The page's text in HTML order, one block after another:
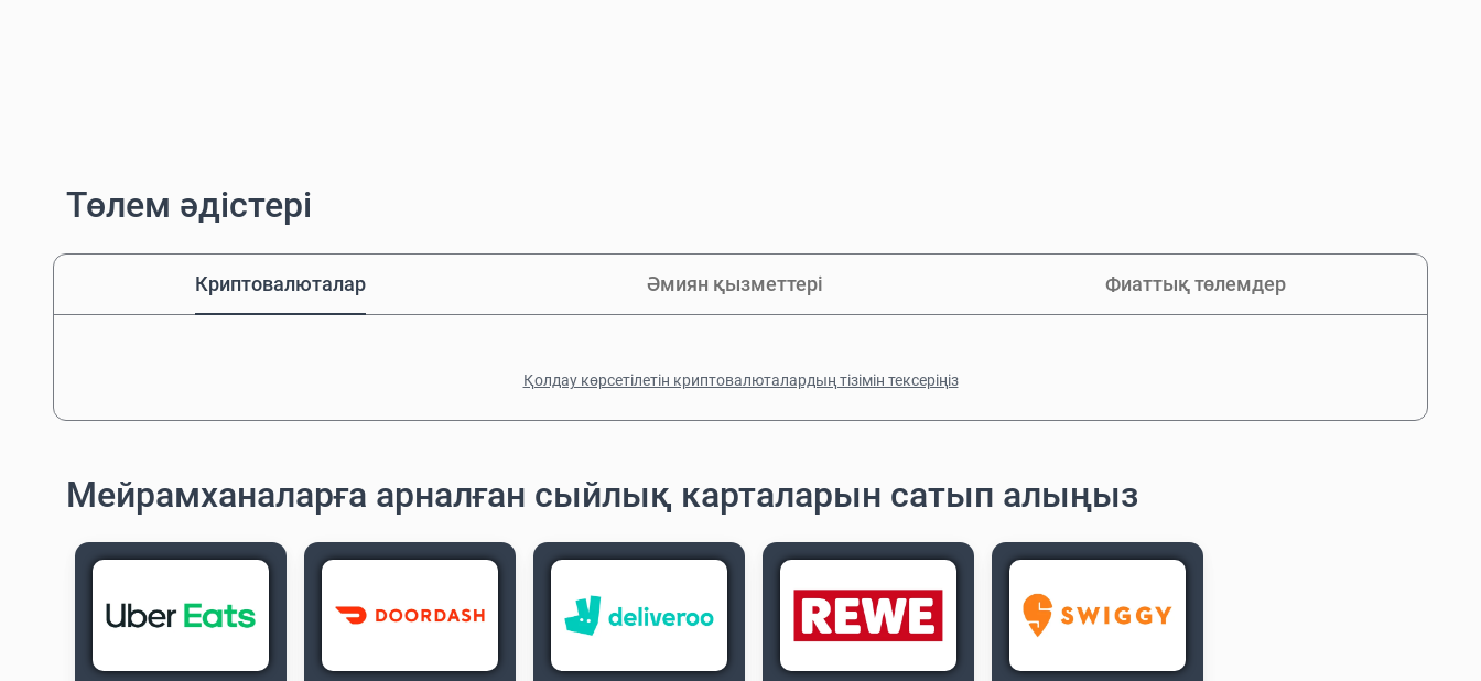
Төлем әдістері
Криптовалюталар Әмиян қызметтері Фиаттық төлемдер
Қолдау көрсетілетін криптовалюталардың тізімін тексеріңіз
Мейрамханаларға арналған сыйлық карталарын сатып алыңыз